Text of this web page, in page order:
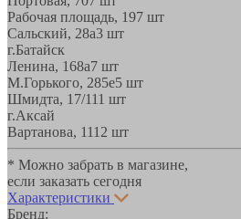
Рабочая площадь, 197 шт
Сальский, 28a3 шт
г.Батайск
Ленина, 168а7 шт
М.Горького, 285е5 шт
Шмидта, 17/111 шт
г.Аксай
Вартанова, 1112 шт
* Можно забрать в магазине,
если заказать сегодня
Характеристики
Бренд: